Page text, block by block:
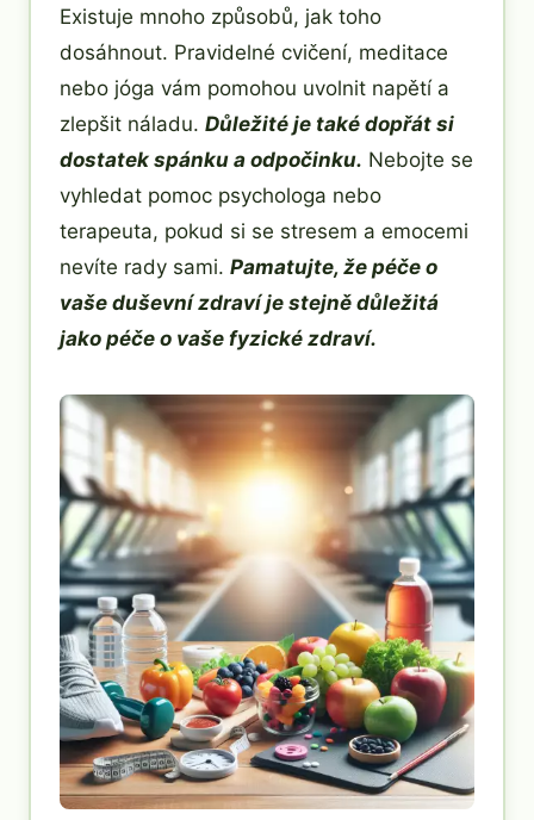
Existuje mnoho způsobů, jak toho
dosáhnout. Pravidelné cvičení, meditace
nebo jóga vám pomohou uvolnit napětí a
zlepšit náladu. Důležité je také dopřát si
dostatek spánku a odpočinku. Nebojte se
vyhledat pomoc psychologa nebo
terapeuta, pokud si se stresem a emocemi
nevíte rady sami. Pamatujte, že péče o
vaše duševní zdraví je stejně důležitá
jako péče o vaše fyzické zdraví.